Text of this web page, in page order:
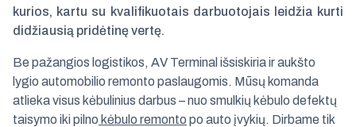
kurios, kartu su kvalifikuotais darbuotojais leidžia kurti
didžiausią pridėtinę vertę.
Be pažangios logistikos, AV Terminal išsiskiria ir aukšto
lygio automobilio remonto paslaugomis. Mūsų komanda
atlieka visus kėbulinius darbus – nuo smulkių kėbulo defektų
taisymo iki pilno kėbulo remonto po auto įvykių. Dirbame tik